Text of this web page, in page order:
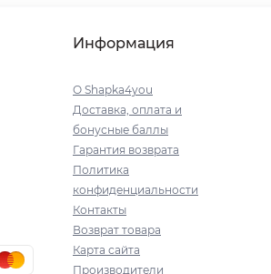
Информация
О Shapka4you
Доставка, оплата и
бонусные баллы
Гарантия возврата
Политика
конфиденциальности
Контакты
Возврат товара
Карта сайта
Производители